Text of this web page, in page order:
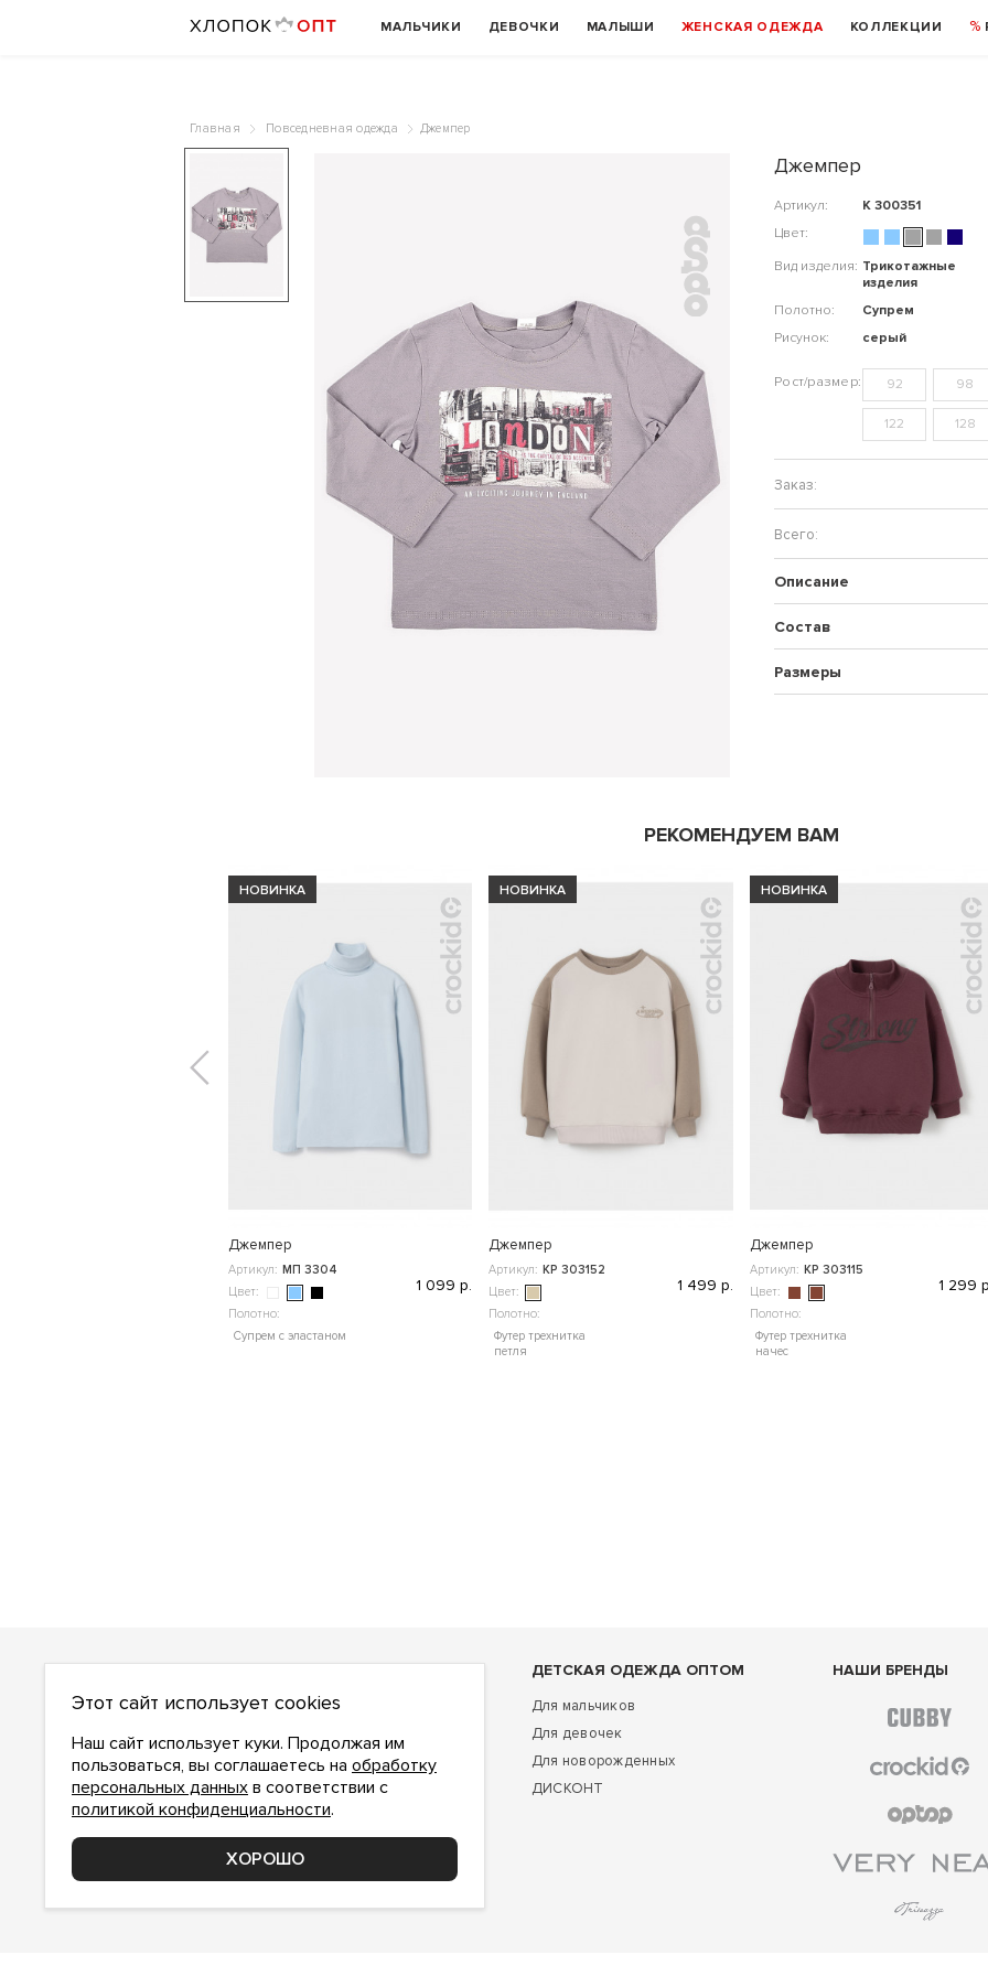
МАЛЬЧИКИ ДЕВОЧКИ МАЛЫШИ ЖЕНСКАЯ ОДЕЖДА КОЛЛЕКЦИИ
Главная Повседневная одежда Джемпер
Джемпер
Артикул:
К 300351
Цвет:
Вид изделия: Трикотажные
изделия
Полотно:
Супрем
Рисунок:
серый
92 98
122 128
Описание
Состав
Размеры
РЕКОМЕНДУЕМ ВАМ
НОВИНКА
Джемпер
Артикул: МП 3304
Цвет:
Полотно:
Супрем с эластаном
1 099 р.
НОВИНКА
Джемпер
Артикул: КР 303152
Цвет:
Полотно:
Футер трехнитка
петля
1 499 р.
НОВИНКА
Джемпер
Артикул: КР 303115
Цвет:
Полотно:
Футер трехнитка
начес
1 299
О НАС
О компании
Как сделать заказ
Условия работы
Доставка и оплата
Возврат
ДЕТСКАЯ ОДЕЖДА ОПТОМ
Для мальчиков
Для девочек
Для новорожденных
ДИСКОНТ
НАШИ БРЕНДЫ
Этот сайт использует cookies
Наш сайт использует куки. Продолжая им
пользоваться, вы соглашаетесь на обработку
персональных данных в соответствии с
политикой конфиденциальности.
ХОРОШО